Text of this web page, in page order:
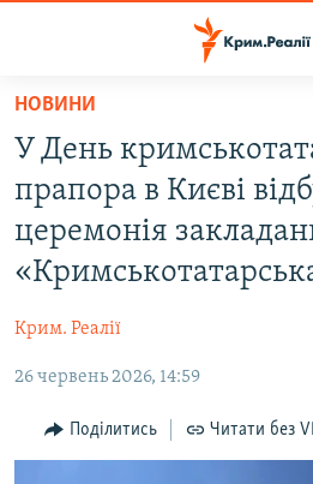
Перейти
основного
матеріалу
Перейти
до
основної
Перейти
до
ВОДА.КРИМ
ВІДЕО ТА ФОТО
ПОЛІТИКА
ПОГЛЯД
ІНТЕРВ'Ю
ВСЕ ЗА ДЕНЬ
НОВИНИ
У День
прапора в Києві
церемонія
Крим. Реалії
26 червень 2026, 14:59
Поділитись Читати без